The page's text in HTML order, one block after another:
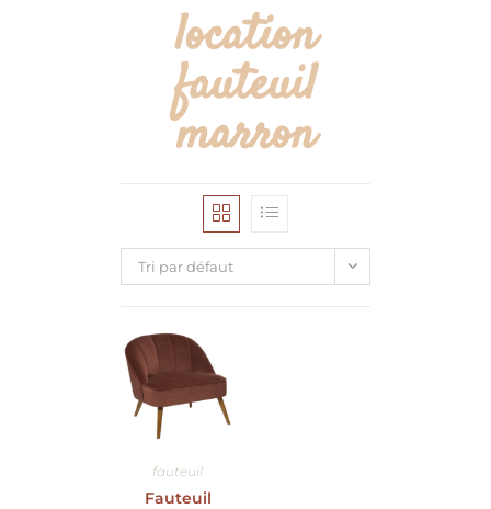
location
fauteuil
marron
Tri par défaut
fauteuil
Fauteuil